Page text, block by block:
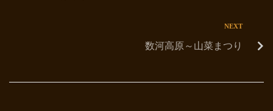
NEXT
数河高原～山菜まつり